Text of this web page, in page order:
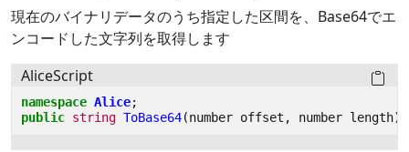
現在のバイナリデータのうち指定した区間を、Base64でエ
ンコードした文字列を取得します
AliceScript
namespace Alice;
public string ToBase64(number offset , number length);